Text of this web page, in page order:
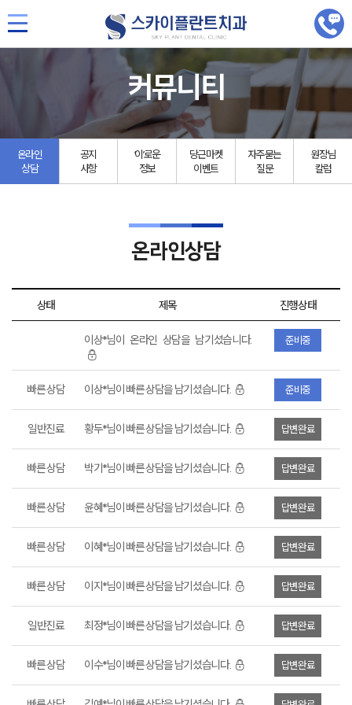
커뮤니티
온라인
상담
공지
사항
‘이’로운
정보
당근마켓
이벤트
자주묻는
질문
원장님
칼럼
온라인상담
상태 제목 진행상태
이상*님이 온라인 상담을 남기셨습니다. 준비중
빠른 상담 이상*님이 빠른 상담을 남기셨습니다. 준비중
일반진료 황두*님이 빠른 상담을 남기셨습니다. 답변완료
빠른 상담 박기*님이 빠른 상담을 남기셨습니다. 답변완료
빠른 상담 윤혜*님이 빠른 상담을 남기셨습니다. 답변완료
빠른 상담 이혜*님이 빠른 상담을 남기셨습니다. 답변완료
빠른 상담 이지*님이 빠른 상담을 남기셨습니다. 답변완료
일반진료 최정*님이 빠른 상담을 남기셨습니다. 답변완료
빠른 상담 이수*님이 빠른 상담을 남기셨습니다. 답변완료